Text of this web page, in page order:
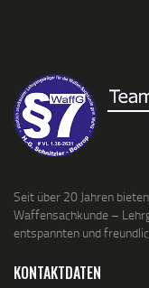
Seit über 20 Jahren
Waffensachkunde –
entspannten und
KONTAKTDATEN